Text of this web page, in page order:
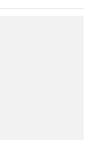
pháp quyền XHCN